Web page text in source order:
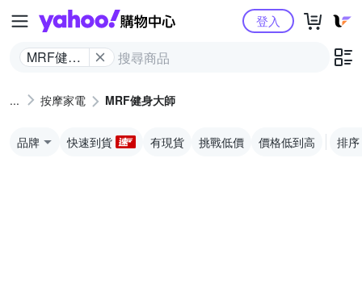
Yahoo購物中心
MRF健身
登入
按摩家電 MRF健身大師
品牌 快速到貨 有現貨 挑戰低價 價格低到高 排序